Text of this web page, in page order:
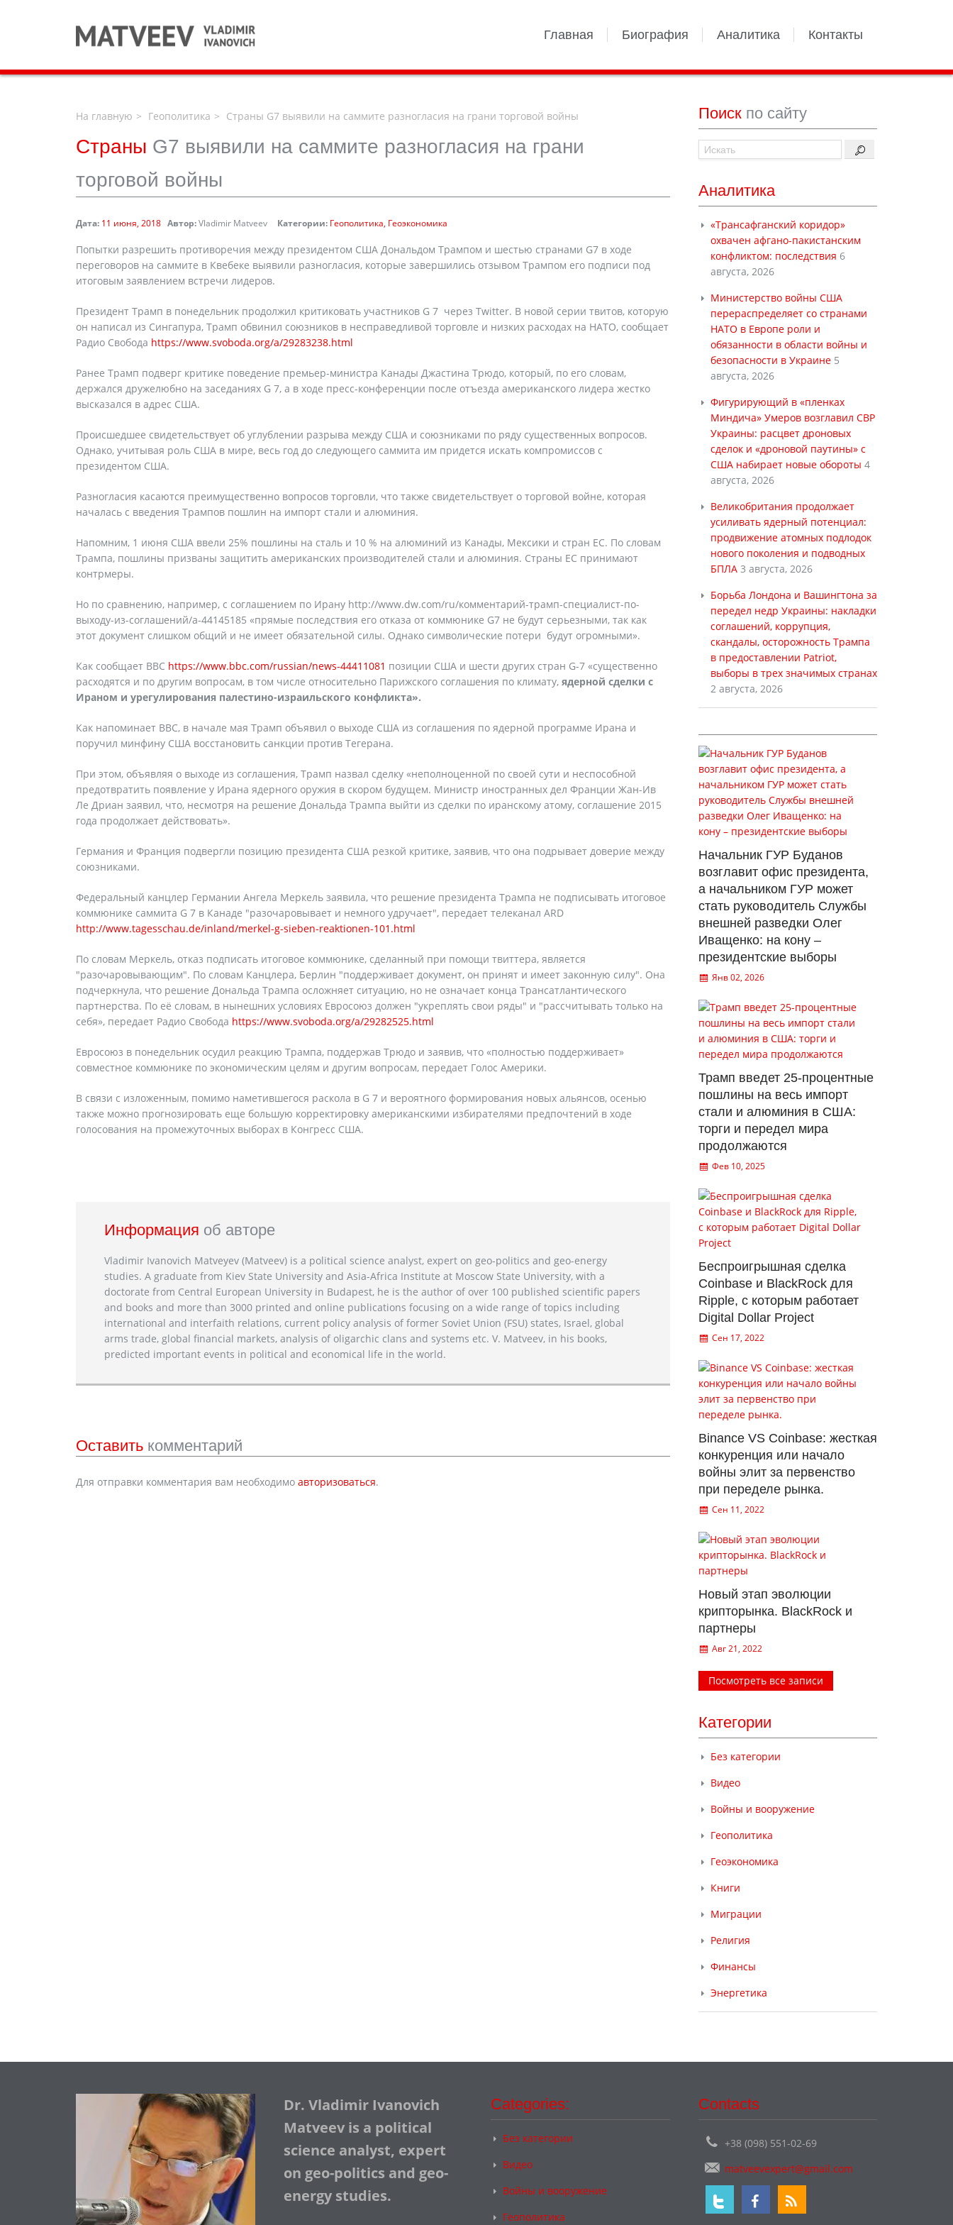
Главная Биография Аналитика Контакты
На главную Геополитика Страны G7 выявили на саммите разногласия на грани торговой войны
Страны G7 выявили на саммите разногласия на грани
торговой войны
Дата: 11 июня, 2018 Автор:Vladimir Matveev Категории: Геополитика Геоэкономика
Попытки разрешить противоречия между президентом США Дональдом Трампом и шестью странами G7 в ходе
переговоров на саммите в Квебеке выявили разногласия, которые завершились отзывом Трампом его подписи под
итоговым заявлением встречи лидеров.
Президент Трамп в понедельник продолжил критиковать участников G 7 через Twitter. В новой серии твитов, которую
он написал из Сингапура, Трамп обвинил союзников в несправедливой торговле и низких расходах на НАТО, сообщает
Радио Свобода https://www.svoboda.org/a/29283238.html
Ранее Трамп подверг критике поведение премьер-министра Канады Джастина Трюдо, который, по его словам,
держался дружелюбно на заседаниях G 7, а в ходе пресс-конференции после отъезда американского лидера жестко
высказался в адрес США.
Происшедшее свидетельствует об углублении разрыва между США и союзниками по ряду существенных вопросов.
Однако, учитывая роль США в мире, весь год до следующего саммита им придется искать компромиссов с
президентом США.
Разногласия касаются преимущественно вопросов торговли, что также свидетельствует о торговой войне, которая
началась с введения Трампов пошлин на импорт стали и алюминия.
Напомним, 1 июня США ввели 25% пошлины на сталь и 10 % на алюминий из Канады, Мексики и стран ЕС. По словам
Трампа, пошлины призваны защитить американских производителей стали и алюминия. Страны ЕС принимают
контрмеры.
Но по сравнению, например, с соглашением по Ирану http://www.dw.com/ru/комментарий-трамп-специалист-по-
выходу-из-соглашений/a-44145185 «прямые последствия его отказа от коммюнике G7 не будут серьезными, так как
этот документ слишком общий и не имеет обязательной силы. Однако символические потери будут огромными».
Как сообщает ВВС https://www.bbc.com/russian/news-44411081 позиции США и шести других стран G-7 «существенно
расходятся и по другим вопросам, в том числе относительно Парижского соглашения по климату, ядерной сделки с
Ираном и урегулирования палестино-израильского конфликта».
Как напоминает ВВС, в начале мая Трамп объявил о выходе США из соглашения по ядерной программе Ирана и
поручил минфину США восстановить санкции против Тегерана.
При этом, объявляя о выходе из соглашения, Трамп назвал сделку «неполноценной по своей сути и неспособной
предотвратить появление у Ирана ядерного оружия в скором будущем. Министр иностранных дел Франции Жан-Ив
Ле Дриан заявил, что, несмотря на решение Дональда Трампа выйти из сделки по иранскому атому, соглашение 2015
года продолжает действовать».
Германия и Франция подвергли позицию президента США резкой критике, заявив, что она подрывает доверие между
союзниками.
Федеральный канцлер Германии Ангела Меркель заявила, что решение президента Трампа не подписывать итоговое
коммюнике саммита G 7 в Канаде "разочаровывает и немного удручает", передает телеканал АRD
http://www.tagesschau.de/inland/merkel-g-sieben-reaktionen-101.html
По словам Меркель, отказ подписать итоговое коммюнике, сделанный при помощи твиттера, является
"разочаровывающим". По словам Канцлера, Берлин "поддерживает документ, он принят и имеет законную силу". Она
подчеркнула, что решение Дональда Трампа осложняет ситуацию, но не означает конца Трансатлантического
партнерства. По её словам, в нынешних условиях Евросоюз должен "укреплять свои ряды" и "рассчитывать только на
себя», передает Радио Свобода https://www.svoboda.org/a/29282525.html
Евросоюз в понедельник осудил реакцию Трампа, поддержав Трюдо и заявив, что «полностью поддерживает»
совместное коммюнике по экономическим целям и другим вопросам, передает Голос Америки.
В связи с изложенным, помимо наметившегося раскола в G 7 и вероятного формирования новых альянсов, осенью
также можно прогнозировать еще большую корректировку американскими избирателями предпочтений в ходе
голосования на промежуточных выборах в Конгресс США.
Информация об авторе
Vladimir Ivanovich Matveyev (Matveev) is a political science analyst, expert on geo-politics and geo-energy
studies. A graduate from Kiev State University and Asia-Africa Institute at Moscow State University, with a
doctorate from Central European University in Budapest, he is the author of over 100 published scientific papers
and books and more than 3000 printed and online publications focusing on a wide range of topics including
international and interfaith relations, current policy analysis of former Soviet Union (FSU) states, Israel, global
arms trade, global financial markets, analysis of oligarchic clans and systems etc. V. Matveev, in his books,
predicted important events in political and economical life in the world.
Оставить комментарий
Для отправки комментария вам необходимо авторизоваться.
Поиск по сайту
Аналитика
«Трансафганский коридор»
охвачен афгано-пакистанским
конфликтом: последствия 6
августа, 2026
Министерство войны США
перераспределяет со странами
НАТО в Европе роли и
обязанности в области войны и
безопасности в Украине 5
августа, 2026
Фигурирующий в «пленках
Миндича» Умеров возглавил СВР
Украины: расцвет дроновых
сделок и «дроновой паутины» с
США набирает новые обороты 4
августа, 2026
Великобритания продолжает
усиливать ядерный потенциал:
продвижение атомных подлодок
нового поколения и подводных
БПЛА 3 августа, 2026
Борьба Лондона и Вашингтона за
передел недр Украины: накладки
соглашений, коррупция,
скандалы, осторожность Трампа
в предоставлении Patriot,
выборы в трех значимых странах
2 августа, 2026
Начальник ГУР Буданов
возглавит офис президента,
а начальником ГУР может
стать руководитель Службы
внешней разведки Олег
Иващенко: на кону –
президентские выборы
Янв 02, 2026
Трамп введет 25-процентные
пошлины на весь импорт
стали и алюминия в США:
торги и передел мира
продолжаются
Фев 10, 2025
Беспроигрышная сделка
Coinbase и BlackRock для
Ripple, с которым работает
Digital Dollar Project
Сен 17, 2022
Binance VS Coinbase: жесткая
конкуренция или начало
войны элит за первенство
при переделе рынка.
Сен 11, 2022
Новый этап эволюции
крипторынка. BlackRock и
партнеры
Авг 21, 2022
Посмотреть все записи
Категории
Без категории
Видео
Войны и вооружение
Геополитика
Геоэкономика
Книги
Миграции
Религия
Финансы
Энергетика
Dr. Vladimir Ivanovich
Matveev is a political
science analyst, expert
on geo-politics and geo-
energy studies.
Categories:
Без категории
Видео
Войны и вооружение
Геополитика
Contacts
+38 (098) 551-02-69
matveevexpert@gmail.com